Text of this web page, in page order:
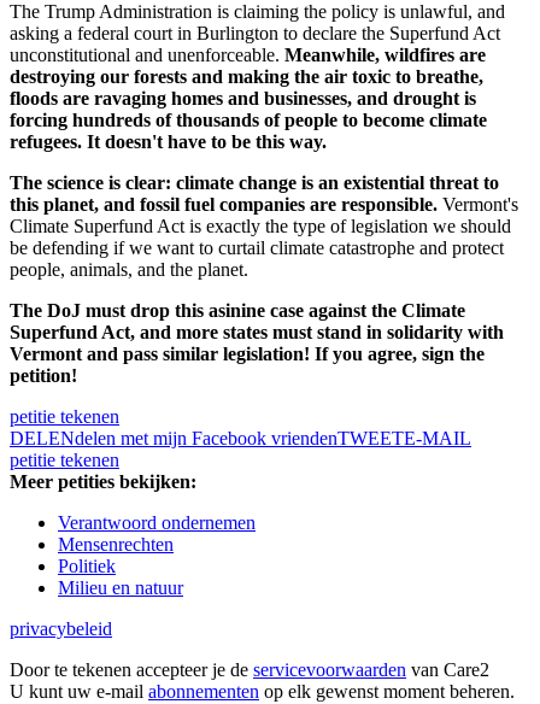
The Trump Administration is claiming the policy is unlawful, and
asking a federal court in Burlington to declare the Superfund Act
unconstitutional and unenforceable. Meanwhile, wildfires are
destroying our forests and making the air toxic to breathe,
floods are ravaging homes and businesses, and drought is
forcing hundreds of thousands of people to become climate
refugees. It doesn't have to be this way.
The science is clear: climate change is an existential threat to
this planet, and fossil fuel companies are responsible. Vermont's
Climate Superfund Act is exactly the type of legislation we should
be defending if we want to curtail climate catastrophe and protect
people, animals, and the planet.
The DoJ must drop this asinine case against the Climate
Superfund Act, and more states must stand in solidarity with
Vermont and pass similar legislation! If you agree, sign the
petition!
petitie tekenen
DELENdelen met mijn Facebook vriendenTWEETE-MAIL
petitie tekenen
Meer petities bekijken:
Verantwoord ondernemen
Mensenrechten
Politiek
Milieu en natuur
privacybeleid
Door te tekenen accepteer je de servicevoorwaarden van Care2
U kunt uw e-mail abonnementen op elk gewenst moment beheren.